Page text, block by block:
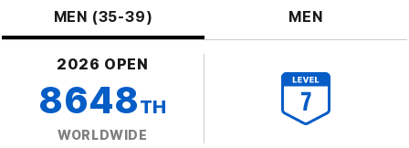
MEN (35-39) MEN
2026 OPEN
8648TH
WORLDWIDE